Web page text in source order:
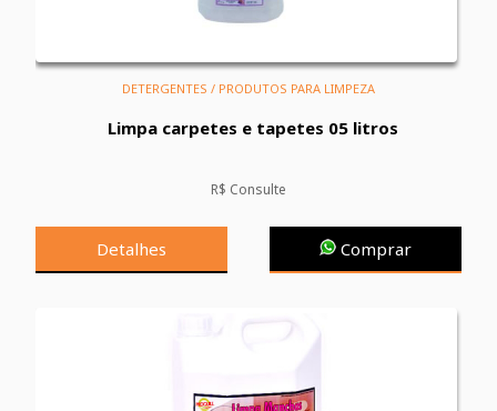
DETERGENTES / PRODUTOS PARA LIMPEZA
Limpa carpetes e tapetes 05 litros
R$ Consulte
Detalhes Comprar